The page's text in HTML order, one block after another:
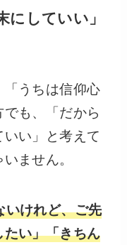
にしていい」
うちは信仰心
も、「だから
い」と考えて
ません。
いけれど、ご先
い」「きちん